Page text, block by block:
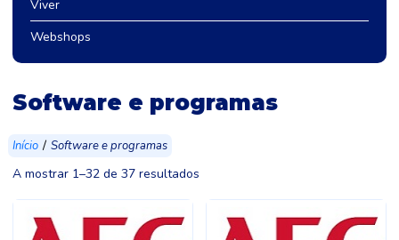
Viver
Webshops
Software e programas
Início / Software e programas
A mostrar 1–32 de 37 resultados